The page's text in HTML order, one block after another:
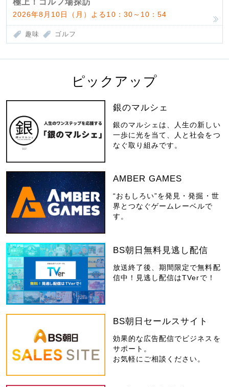
極上！ゴルフ場探訪
2026年8月10日（月）よる10：30～10：54
趣味 ゴルフ
ピックアップ
銀のマルシェ
銀のマルシェは、人生の新しい
一歩に光を当て、人と社会をつ
なぐ取り組みです。
AMBER GAMES
“おもしろい”を発見・発掘・世
界とつなぐゲームレーベルで
す。
BS朝日無料見逃し配信
放送終了後、期間限定で無料配
信中！見逃し配信はTVerで！
BS朝日セールスサイト
効果的な広告配信でビジネスを
サポート。
お気軽にご相談ください。